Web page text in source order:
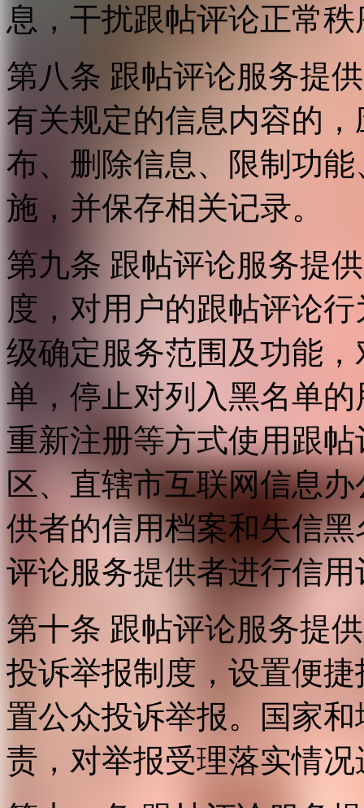
息，干扰跟帖评论正常
第八条 跟帖评论服务提
有关规定的信息内容的
布、删除信息、限制功
施，并保存相关记录。
第九条 跟帖评论服务提
度，对用户的跟帖评论
级确定服务范围及功能
单，停止对列入黑名单
重新注册等方式使用跟
区、直辖市互联网信息
供者的信用档案和失信
评论服务提供者进行信用
第十条 跟帖评论服务提
投诉举报制度，设置便
置公众投诉举报。国家
责，对举报受理落实情